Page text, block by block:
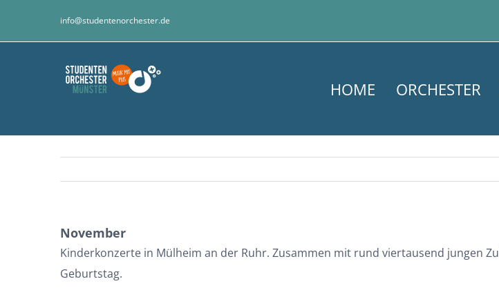
info@studentenorchester.de
HOME ORCHESTER
November
Kinderkonzerte in Mülheim an der Ruhr. Zusammen mit rund viertausend jungen
Geburtstag.